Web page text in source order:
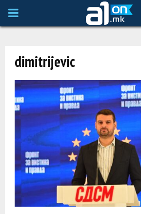
P
M
A
R
Y
M
dimitrijevic